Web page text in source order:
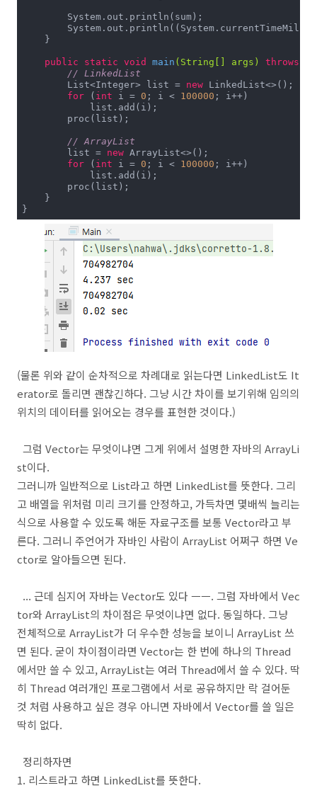
        System.out.println(sum);
    }
public static void main (String[] args) throws
// LinkedList
        List<Integer> list =
new LinkedList<>();
for ( int i = 0 ; i < 100000 ; i++)
            list.add(i);
        proc(list);
// ArrayList
        list =
new ArrayList<>();
for ( int i = 0 ; i < 100000 ; i++)
            list.add(i);
        proc(list);
    }
}
(물론 위와 같이 순차적으로 차례대로 읽는다면 LinkedList도 It
erator로 돌리면 괜찮긴하다. 그냥 시간 차이를 보기위해 임의의
위치의 데이터를 읽어오는 경우를 표현한 것이다.)
그럼 Vector는 무엇이냐면 그게 위에서 설명한 자바의 ArrayLi
st이다.
그러니까 일반적으로 List라고 하면 LinkedList를 뜻한다. 그리
고 배열을 위처럼 미리 크기를 안정하고, 가득차면 몇배씩 늘리는
식으로 사용할 수 있도록 해둔 자료구조를 보통 Vector라고 부
른다. 그러니 주언어가 자바인 사람이 ArrayList 어쩌구 하면 Ve
ctor로 알아들으면 된다.
... 근데 심지어 자바는 Vector도 있다 ㅡㅡ. 그럼 자바에서 Vec
tor와 ArrayList의 차이점은 무엇이냐면 없다. 동일하다. 그냥
전체적으로 ArrayList가 더 우수한 성능을 보이니 ArrayList 쓰
면 된다. 굳이 차이점이라면 Vector는 한 번에 하나의 Thread
에서만 쓸 수 있고, ArrayList는 여러 Thread에서 쓸 수 있다. 딱
히 Thread 여러개인 프로그램에서 서로 공유하지만 락 걸어둔
것 처럼 사용하고 싶은 경우 아니면 자바에서 Vector를 쓸 일은
딱히 없다.
정리하자면
1. 리스트라고 하면 LinkedList를 뜻한다.